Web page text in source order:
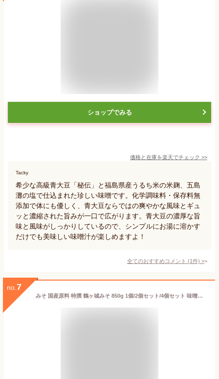
ショップでみる
価格と在庫を楽天でチェック >>
Tacky
希少な高級青大豆「秘伝」と福島県産うるち米の米麹、五島
灘の塩で仕込まれた珍しい味噌です。化学調味料・保存料無
添加で体にも優しく、青大豆ならではの爽やかな風味とギュ
ッと濃縮された旨みが一口で広がります。青大豆の濃厚な旨
味と風味がしっかりしているので、シンプルにお湯に溶かす
だけでも美味しい味噌汁が楽しめますよ！
全てのおすすめコメント (1件) >
no. 7
みそ 国産原料 特撰 鶴ヶ城みそ 850g 1個/2個セット/4個セット 味噌汁が止まらない 美味しい 味噌汁 芳醇 甘露 米麹 粒みそ 味噌おにぎり 豚汁 焼きおにぎり みそきゅうり